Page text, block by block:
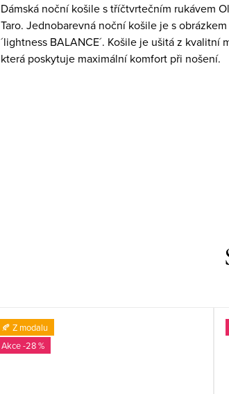
Dámská noční košile s tříčtvrtečním rukávem
Taro. Jednobarevná noční košile je s
´lightness BALANCE´. Košile je ušitá z kvalitní
která poskytuje maximální komfort při nošení.
🍂 Z modalu
-28 %